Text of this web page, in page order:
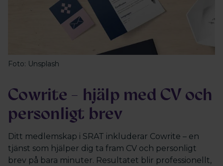
Foto: Unsplash
Cowrite - hjälp med CV och
personligt brev
Ditt medlemskap i SRAT inkluderar Cowrite – en
tjänst som hjälper dig ta fram CV och personligt
brev på bara minuter. Resultatet blir professionellt,